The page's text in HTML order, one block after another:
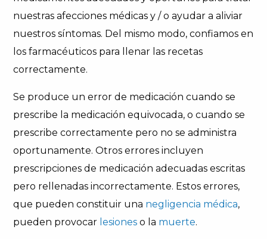
nuestras afecciones médicas y / o ayudar a aliviar
nuestros síntomas. Del mismo modo, confiamos en
los farmacéuticos para llenar las recetas
correctamente.
Se produce un error de medicación cuando se
prescribe la medicación equivocada, o cuando se
prescribe correctamente pero no se administra
oportunamente. Otros errores incluyen
prescripciones de medicación adecuadas escritas
pero rellenadas incorrectamente. Estos errores,
que pueden constituir una negligencia médica,
pueden provocar lesiones o la muerte.